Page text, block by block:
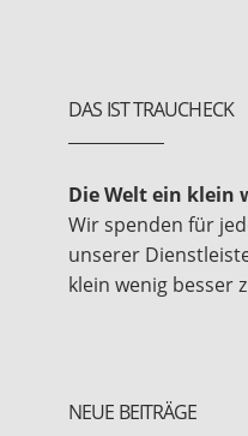
DAS IST TRAUCHECK
Die Welt ein klein
Wir spenden für
unserer
klein wenig besser
NEUE BEITRÄGE